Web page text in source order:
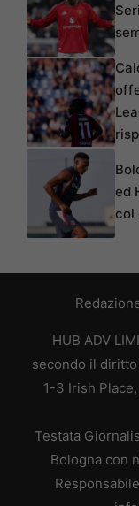
ed
col
HUB ADV
secondo il
1-3 Irish
Testata
Bologna con